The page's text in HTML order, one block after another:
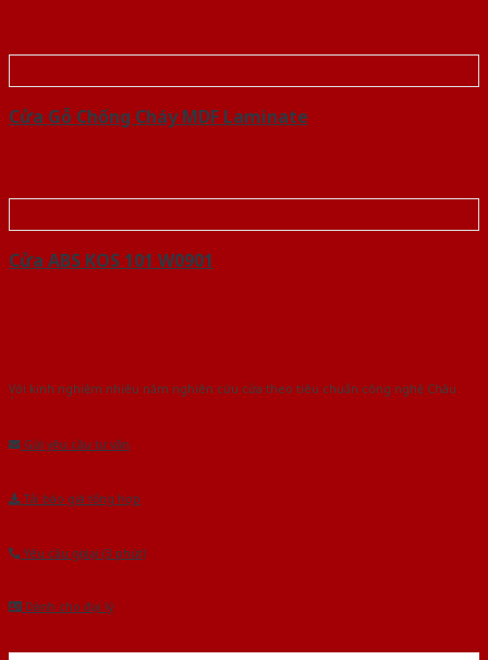
Cửa Gỗ Chống Cháy MDF Laminate
Cửa ABS KOS 101 W0901
Với kinh nghiệm nhiêu năm nghiên cứu cửa theo tiêu chuẩn công nghệ Châu
Âu.Chúng tôi tự tin là nhà sản xuất & cung cấp hàng đầu tại Việt Nam!
Gửi yêu cầu tư vấn
Tải báo giá tổng hợp
Yêu cầu gọi lại (3 phút)
Dành cho đại lý